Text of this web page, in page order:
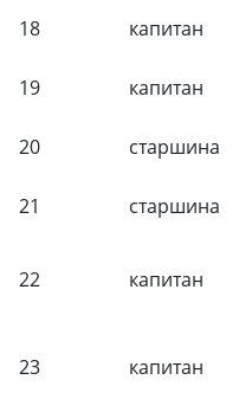
18
капитан
19
капитан
20
старшина
21
старшина
22 капитан
23 капитан